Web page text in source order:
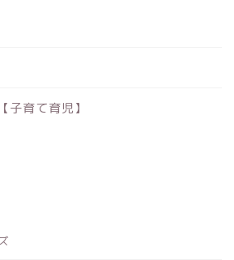
子育て育児】